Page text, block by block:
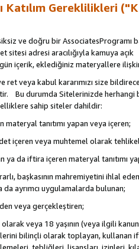
Katılım Gereklilikleri
ve doğru bir AssociatesProgramı
adresi aracılığıyla kamuya
içerik, eklediğiniz materyallere
ret veya kabul kararımızı size
Bu durumda Sitelerinizde herhangi
sahip siteler dahildir:
tanıtımı yapan veya içeren;
içeren veya muhtemel olarak
ya da iftira içeren materyal tanıtımı
başkasının mahremiyetini ihlal
da ayrımcı uygulamalarda bulunan;
veya gerçekleştiren;
veya 18 yaşının (veya ilgili
bilinçli olarak toplayan, kullanan
tebliğleri, lisansları, izinleri,